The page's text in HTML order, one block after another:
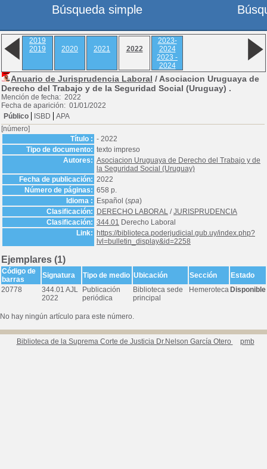
2019
2019
2020 2021 2022
2023-
2024
2023 -
2024
Anuario de Jurisprudencia Laboral / Asociacion Uruguaya de
Derecho del Trabajo y de la Seguridad Social (Uruguay) .
Mención de fecha: 2022
Fecha de aparición: 01/01/2022
Público
ISBD
APA
[número]
Título : - 2022
Tipo de documento: texto impreso
Autores: Asociacion Uruguaya de Derecho del Trabajo y de
la Seguridad Social (Uruguay)
Fecha de publicación: 2022
Número de páginas: 658 p.
Idioma :
Español (spa)
Clasificación:
DERECHO LABORAL /JURISPRUDENCIA
Clasificación: 344.01 Derecho Laboral
Link:
https://biblioteca.poderjudicial.gub.uy/index.php?
lvl=bulletin_display&id=2258
Ejemplares (1)
Código de
barras
Signatura Tipo de medio Ubicación Sección
Estado
20778
344.01 AJL
2022
Publicación
periódica
Biblioteca sede
principal
Hemeroteca Disponible
No hay ningún artículo para este número.
Biblioteca de la Suprema Corte de Justicia Dr.Nelson García Otero pmb
Búsqueda simple